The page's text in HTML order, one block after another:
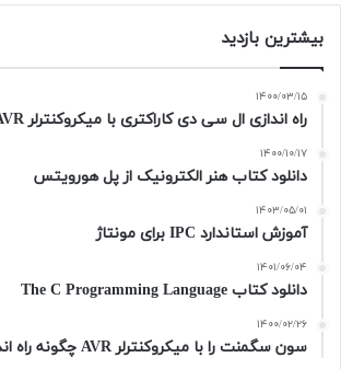
بیشترین بازدید
۱۴۰۰/۰۳/۱۵
راه اندازی ال سی دی کاراکتری با میکروکنترلر AVR
۱۴۰۰/۱۰/۱۷
دانلود کتاب هنر الکترونیک از پل هورویتس
۱۴۰۳/۰۵/۰۱
آموزش استاندارد IPC برای مونتاژ
۱۴۰۱/۰۶/۰۴
دانلود کتاب The C Programming Language
۱۴۰۰/۰۲/۲۶
سون سگمنت را با میکروکنترلر AVR چگونه راه اندازی کنیم؟